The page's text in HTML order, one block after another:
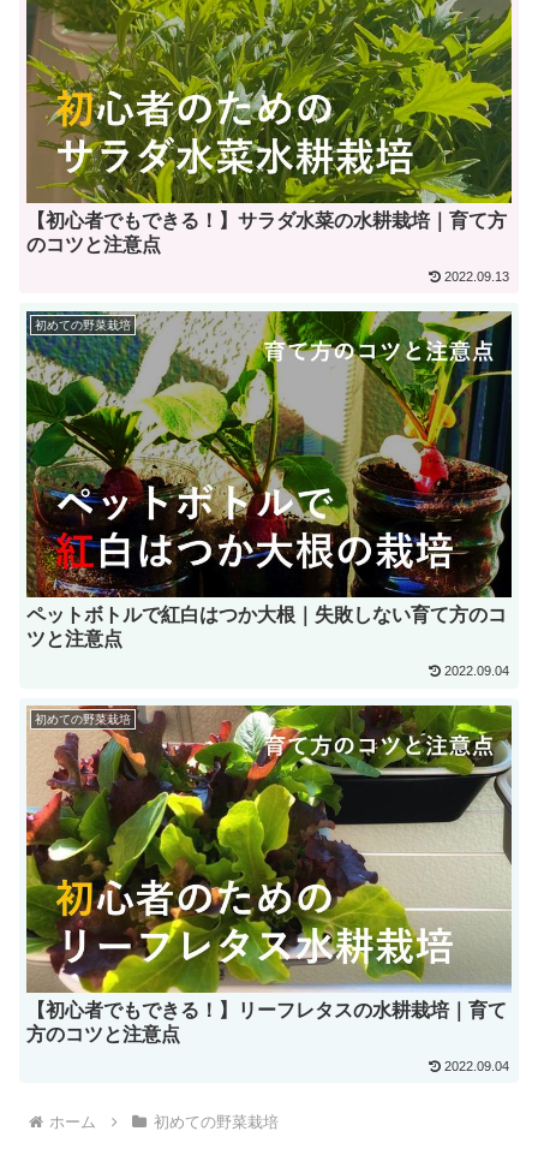
【初心者でもできる！】サラダ水菜の水耕栽培｜育て方
のコツと注意点
2022.09.13
初めての野菜栽培
ペットボトルで紅白はつか大根｜失敗しない育て方のコ
ツと注意点
2022.09.04
初めての野菜栽培
【初心者でもできる！】リーフレタスの水耕栽培｜育て
方のコツと注意点
2022.09.04
ホーム 初めての野菜栽培